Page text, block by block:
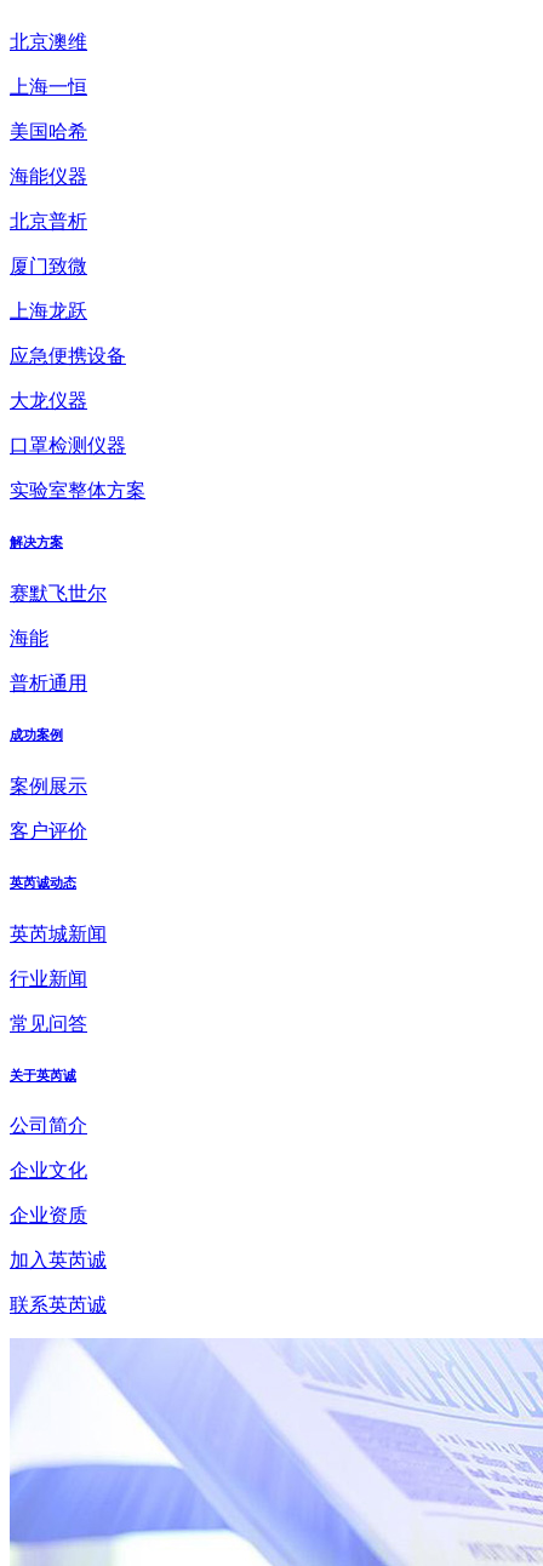
北京澳维
上海一恒
美国哈希
海能仪器
北京普析
厦门致微
上海龙跃
应急便携设备
大龙仪器
口罩检测仪器
实验室整体方案
解决方案
赛默飞世尔
海能
普析通用
成功案例
案例展示
客户评价
英芮诚动态
英芮城新闻
行业新闻
常见问答
关于英芮诚
公司简介
企业文化
企业资质
加入英芮诚
联系英芮诚